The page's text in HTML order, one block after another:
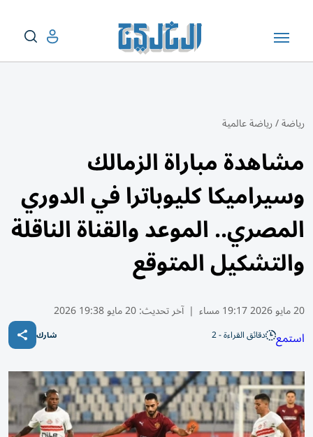
رياضة/رياضة عالمية
مشاهدة مباراة الزمالك
وسيراميكا كليوباترا في الدوري
المصري.. الموعد والقناة الناقلة
والتشكيل المتوقع
20 مايو 2026 19:17 مساء | آخر تحديث:20 مايو 19:38 2026
استمع دقائق القراءة - 2 شارك